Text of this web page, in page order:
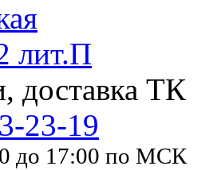
лит.П
доставка ТК
23-19
до 17:00 по МСК